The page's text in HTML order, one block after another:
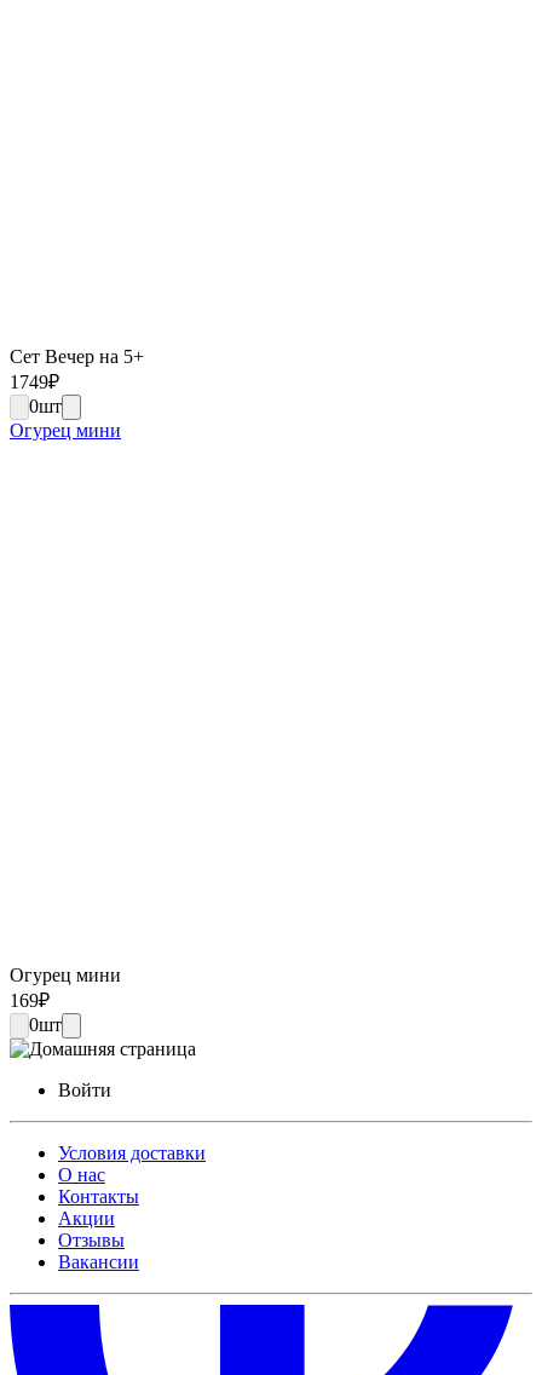
Сет Вечер на 5+
1749₽
0шт
Огурец мини
Огурец мини
169₽
0шт
Войти
Условия доставки
О нас
Контакты
Акции
Отзывы
Вакансии